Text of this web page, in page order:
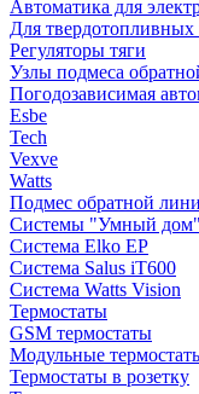
Автоматика для
Для твердотопливных
Регуляторы тяги
Узлы подмеса
Погодозависимая
Esbe
Tech
Vexve
Watts
Подмес обратной
Системы "Умный дом"
Система Elko EP
Система Salus iT600
Система Watts Vision
Термостаты
GSM термостаты
Модульные
Термостаты в розетку